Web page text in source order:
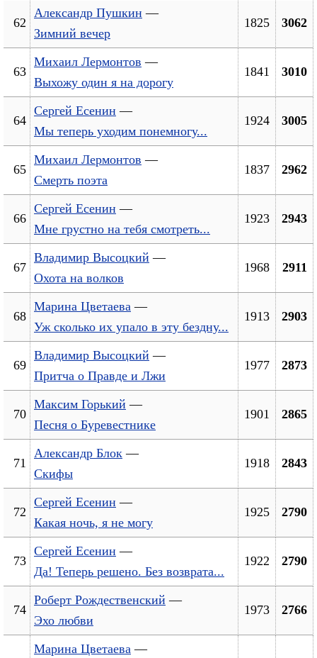
62
Александр Пушкин —
Зимний вечер
1825 3062
63
Михаил Лермонтов —
Выхожу один я на дорогу
1841 3010
64
Сергей Есенин —
Мы теперь уходим понемногу...
1924 3005
65
Михаил Лермонтов —
Смерть поэта
1837 2962
66
Сергей Есенин —
Мне грустно на тебя смотреть...
1923 2943
67
Владимир Высоцкий —
Охота на волков
1968 2911
68
Марина Цветаева —
Уж сколько их упало в эту бездну...
1913 2903
69
Владимир Высоцкий —
Притча о Правде и Лжи
1977 2873
70
Максим Горький —
Песня о Буревестнике
1901 2865
71
Александр Блок —
Скифы
1918 2843
72
Сергей Есенин —
Какая ночь, я не могу
1925 2790
73
Сергей Есенин —
Да! Теперь решено. Без возврата...
1922 2790
74
Роберт Рождественский —
Эхо любви
1973 2766
Марина Цветаева —